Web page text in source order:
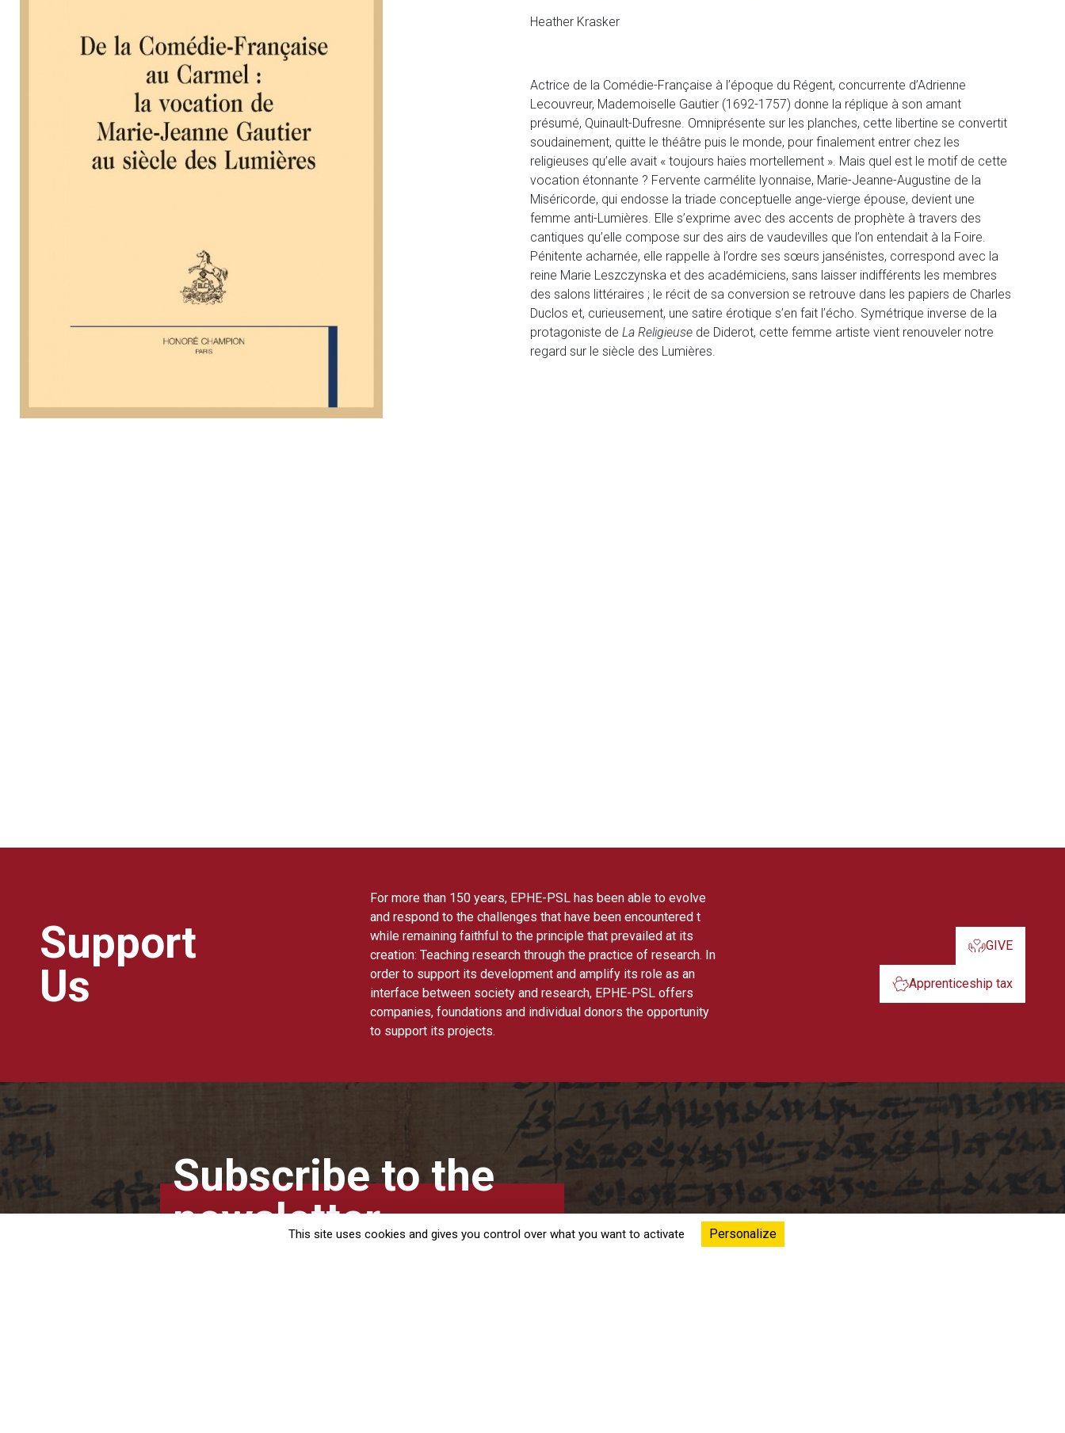
Heather Krasker
Actrice de la Comédie-Française à l’époque du Régent, concurrente d’Adrienne
Lecouvreur, Mademoiselle Gautier (1692-1757) donne la réplique à son amant
présumé, Quinault-Dufresne. Omniprésente sur les planches, cette libertine se convertit
soudainement, quitte le théâtre puis le monde, pour finalement entrer chez les
religieuses qu’elle avait « toujours haïes mortellement ». Mais quel est le motif de cette
vocation étonnante ? Fervente carmélite lyonnaise, Marie-Jeanne-Augustine de la
Miséricorde, qui endosse la triade conceptuelle ange-vierge épouse, devient une
femme anti-Lumières. Elle s’exprime avec des accents de prophète à travers des
cantiques qu’elle compose sur des airs de vaudevilles que l’on entendait à la Foire.
Pénitente acharnée, elle rappelle à l’ordre ses sœurs jansénistes, correspond avec la
reine Marie Leszczynska et des académiciens, sans laisser indifférents les membres
des salons littéraires ; le récit de sa conversion se retrouve dans les papiers de Charles
Duclos et, curieusement, une satire érotique s’en fait l’écho. Symétrique inverse de la
protagoniste deLa Religieuse de Diderot, cette femme artiste vient renouveler notre
regard sur le siècle des Lumières.
Support
Us
For more than 150 years, EPHE-PSL has been able to evolve
and respond to the challenges that have been encountered t
while remaining faithful to the principle that prevailed at its
creation: Teaching research through the practice of research. In
order to support its development and amplify its role as an
interface between society and research, EPHE-PSL offers
companies, foundations and individual donors the opportunity
to support its projects.
GIVE
Apprenticeship tax
Subscribe to the
newsletterThis site uses cookies and gives you control over what you want to activate Personalize